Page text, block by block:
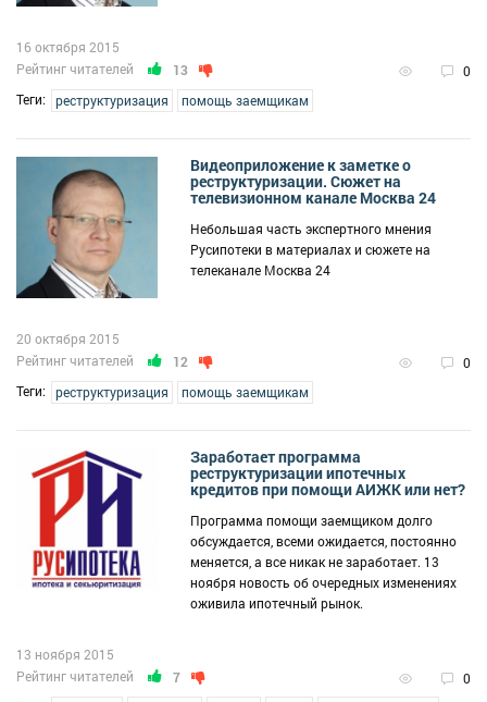
Рейтинг читателей 13 0
16 октября 2015
Теги: реструктуризация помощь заемщикам
Видеоприложение к заметке о
реструктуризации. Сюжет на
телевизионном канале Москва 24
Небольшая часть экспертного мнения
Русипотеки в материалах и сюжете на
телеканале Москва 24
Рейтинг читателей 12 0
20 октября 2015
Теги: реструктуризация помощь заемщикам
Заработает программа
реструктуризации ипотечных
кредитов при помощи АИЖК или нет?
Программа помощи заемщиком долго
обсуждается, всеми ожидается, постоянно
меняется, а все никак не заработает. 13
ноября новость об очередных изменениях
оживила ипотечный рынок.
Рейтинг читателей 7 0
13 ноября 2015